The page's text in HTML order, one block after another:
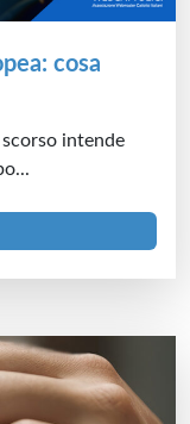
cosa
scorso intende